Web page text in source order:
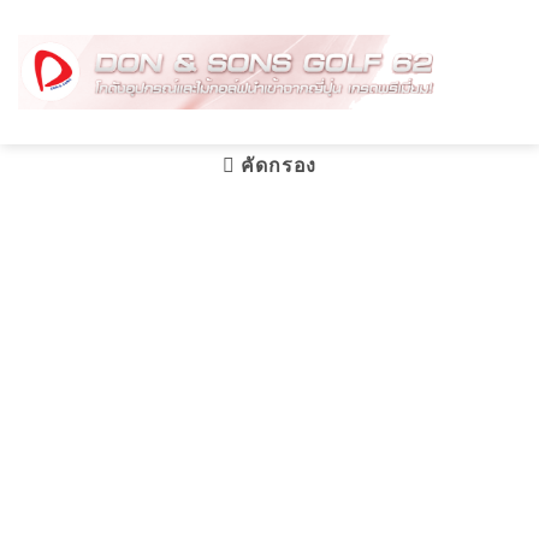
content
คัดกรอง